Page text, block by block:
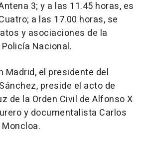
3; y a las 11.45 horas, es
a las 17.00 horas, se
y asociaciones de la
Nacional.
Madrid, el presidente del
preside el acto de
de la Orden Civil de Alfonso X
y documentalista Carlos